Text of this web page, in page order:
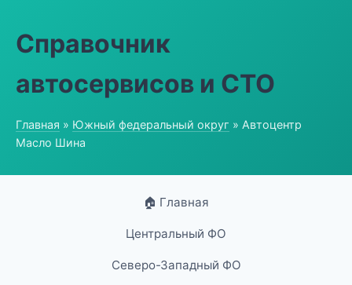
Справочник
автосервисов и СТО
Главная » Южный федеральный округ » Автоцентр
Масло Шина
🏠 Главная
Центральный ФО
Северо-Западный ФО